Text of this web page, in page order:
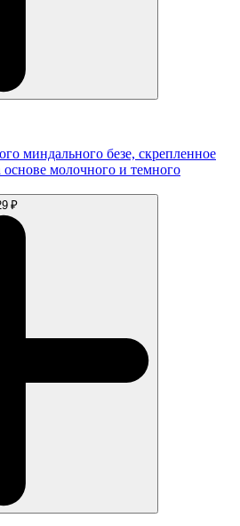
миндального безе, скрепленное
молочного и темного
₽